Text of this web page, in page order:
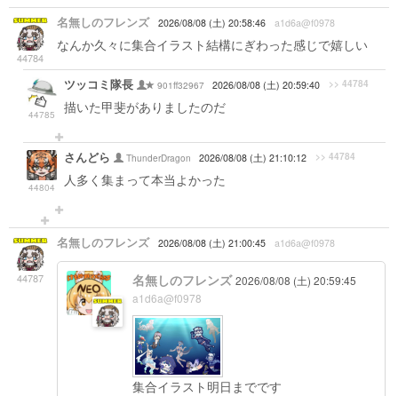
44784
名無しのフレンズ 2026/08/08 (土) 20:58:46 a1d6a@f0978
なんか久々に集合イラスト結構にぎわった感じで嬉しい
44785
ツッコミ隊長 901ff32967 2026/08/08 (土) 20:59:40 >> 44784
描いた甲斐がありましたのだ
44804
さんどら ThunderDragon 2026/08/08 (土) 21:10:12 >> 44784
人多く集まって本当よかった
44787
名無しのフレンズ 2026/08/08 (土) 21:00:45 a1d6a@f0978
名無しのフレンズ 2026/08/08 (土) 20:59:45
a1d6a@f0978
集合イラスト明日までです